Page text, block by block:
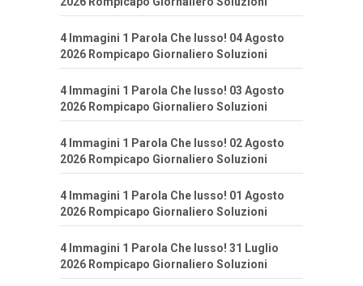
4 Immagini 1 Parola Che lusso! 04 Agosto
2026 Rompicapo Giornaliero Soluzioni
4 Immagini 1 Parola Che lusso! 03 Agosto
2026 Rompicapo Giornaliero Soluzioni
4 Immagini 1 Parola Che lusso! 02 Agosto
2026 Rompicapo Giornaliero Soluzioni
4 Immagini 1 Parola Che lusso! 01 Agosto
2026 Rompicapo Giornaliero Soluzioni
4 Immagini 1 Parola Che lusso! 31 Luglio
2026 Rompicapo Giornaliero Soluzioni